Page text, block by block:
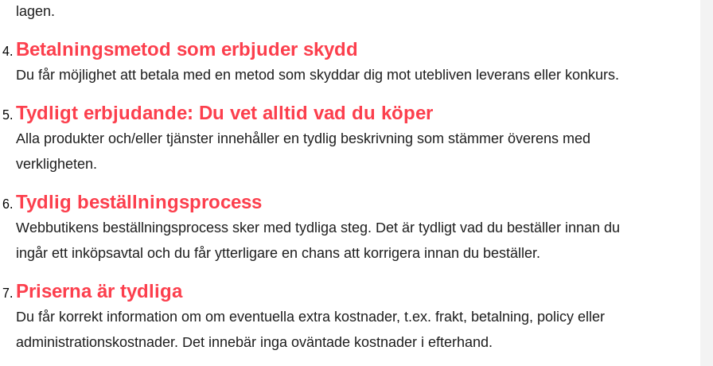
lagen.
Betalningsmetod som erbjuder skydd
Du får möjlighet att betala med en metod som skyddar dig mot utebliven leverans eller konkurs.
Tydligt erbjudande: Du vet alltid vad du köper
Alla produkter och/eller tjänster innehåller en tydlig beskrivning som stämmer överens med
verkligheten.
Tydlig beställningsprocess
Webbutikens beställningsprocess sker med tydliga steg. Det är tydligt vad du beställer innan du
ingår ett inköpsavtal och du får ytterligare en chans att korrigera innan du beställer.
Priserna är tydliga
Du får korrekt information om om eventuella extra kostnader, t.ex. frakt, betalning, policy eller
administrationskostnader. Det innebär inga oväntade kostnader i efterhand.